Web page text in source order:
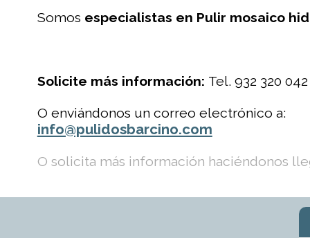
Somos especialistas en Pulir mosaico
Solicite más información: Tel. 932 320
O enviándonos un correo electrónico a:
info@pulidosbarcino.com
O solicita más información haciéndonos